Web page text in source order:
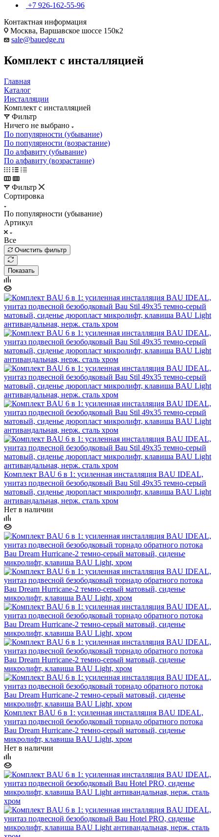
+7 926-162-55-96
Контактная информация
Москва, Варшавское шоссе 150к2
sale@bauedge.ru
Комплект с инсталляцией
Главная
Каталог
Инсталляции
Комплект с инсталляцией
Фильтр
Ничего не выбрано
По популярности (убывание)
По популярности (возрастание)
По алфавиту (убывание)
По алфавиту (возрастание)
Фильтр
Сортировка
По популярности (убывание)
Артикул
Все
Очистить фильтр
Показать
Комплект BAU 6 в 1: усиленная инсталляция BAU IDEAL,
унитаз подвесной безободковый Bau Stil 49х35 темно-серый
матовый, сиденье дюропласт микролифт, клавиша BAU Light
антивандальная, нерж. сталь хром
Нет в наличии
Комплект BAU 6 в 1: усиленная инсталляция BAU IDEAL,
унитаз подвесной безободковый торнадо обратного потока
Bau Dream Hurricane-2 темно-серый матовый, сиденье
микролифт, клавиша BAU Light, хром
Нет в наличии